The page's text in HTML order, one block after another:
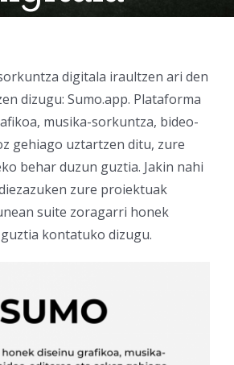
digitala iraultzen ari den
dizugu: Sumo.app. Plataforma
musika-sorkuntza, bideo-
gehiago uztartzen ditu, zure
behar duzun guztia. Jakin nahi
zure proiektuak
suite zoragarri honek
kontatuko dizugu.